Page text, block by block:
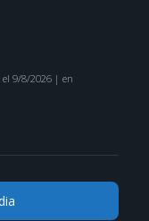
el 9/8/2026| en